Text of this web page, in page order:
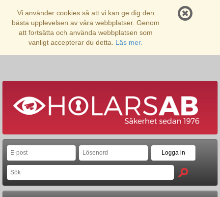
Vi använder cookies så att vi kan ge dig den
bästa upplevelsen av våra webbplatser. Genom
att fortsätta och använda webbplatsen som
vanligt accepterar du detta. Läs mer.